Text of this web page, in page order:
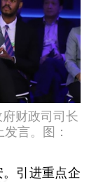
财政司司长
言。图：
引进重点企